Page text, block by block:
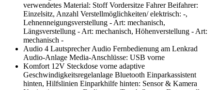
verwendetes Material: StoffVordersitze Fahrer Beifahrer:
Einzelsitz, Anzahl Verstellmöglichkeiten/ elektrisch: -,
Lehnenneigungsverstellung - Art: mechanisch,
Längsverstellung - Art: mechanisch, Höhenverstellung - Art:
mechanisch -
Audio 4 LautsprecherAudio Fernbedienung am Lenkrad
Audio-Anlage Media-Anschlüsse: USB vorne
Komfort 12V Steckdose vorne adaptive
Geschwindigkeitsregelanlage Bluetooth Einparkassistent
hinten, Hilfslinien Einparkhilfe hinten: Sensor & Kamera